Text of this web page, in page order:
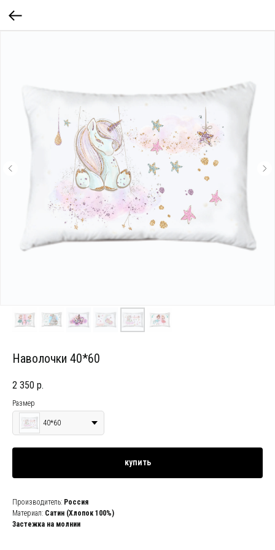
Наволочки 40*60
2 350 р.
Размер
40*60
купить
Производитель: Россия
Материал: Сатин (Хлопок 100%)
Застежка на молнии